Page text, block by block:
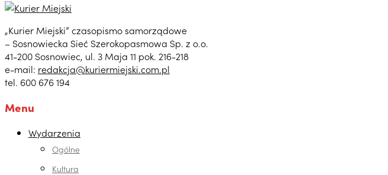
„Kurier Miejski” czasopismo samorządowe
– Sosnowiecka Sieć Szerokopasmowa Sp. z o.o.
41-200 Sosnowiec, ul. 3 Maja 11 pok. 216-218
e-mail: redakcja@kuriermiejski.com.pl
tel. 600 676 194
Menu
Wydarzenia
Ogólne
Kultura